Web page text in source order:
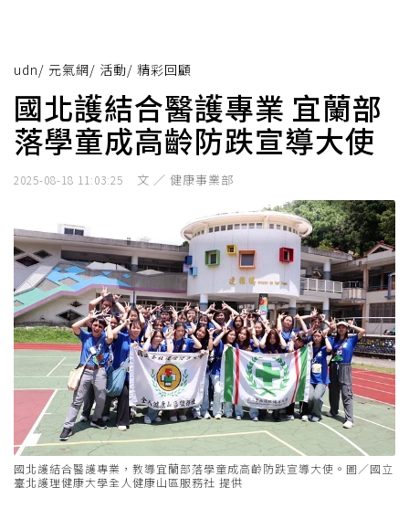
udn/ 元氣網/ 活動/ 精彩回顧
國北護結合醫護專業 宜蘭部
落學童成高齡防跌宣導大使
2025-08-18 11:03:25 文 ／ 健康事業部
國北護結合醫護專業，教導宜蘭部落學童成高齡防跌宣導大使。圖／國立
臺北護理健康大學全人健康山區服務社 提供